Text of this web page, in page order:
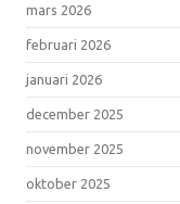
mars 2026
februari 2026
januari 2026
december 2025
november 2025
oktober 2025